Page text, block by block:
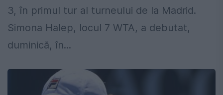
3, în primul tur al turneului de la Madrid.
Simona Halep, locul 7 WTA, a debutat,
duminică, în...